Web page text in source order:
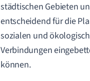
städtischen Gebieten
entscheidend für die
sozialen und
Verbindungen
können.